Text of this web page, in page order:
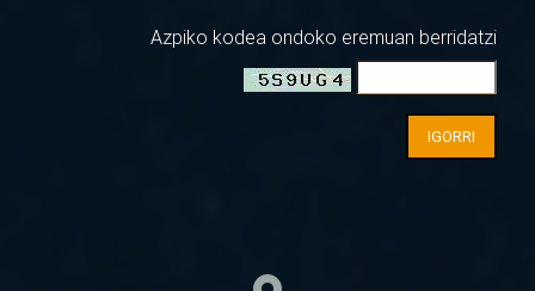
Azpiko kodea ondoko eremuan berridatzi
IGORRI